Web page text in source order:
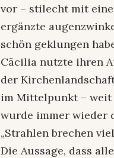
vor – stilecht mit
ergänzte
schön geklungen
Cäcilia nutzte ihren
der
im Mittelpunkt – weit
wurde immer wieder
„Strahlen brechen
Die Aussage, dass